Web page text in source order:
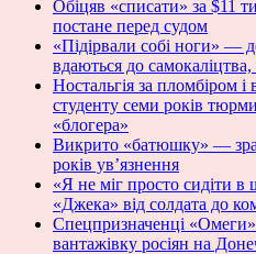
Обіцяв «списати» за $11
постане перед судом
«Підірвали собі ноги» —
вдаються до
Ностальгія за пломбіром
студенту семи років
«блогера»
Викрито «батюшку» —
років ув’язнення
«Я не міг просто сидіти
«Джека» від солдата до
Спецпризначенці
вантажівку росіян на